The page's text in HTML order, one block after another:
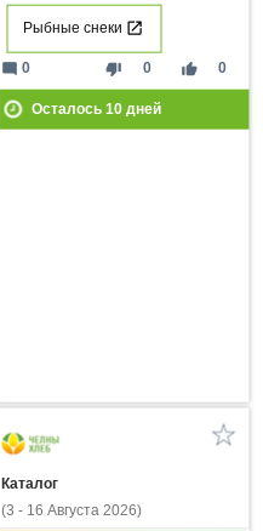
Рыбные снеки
thumb_down 0 thumb_up 0
mode_comment 0
Осталось 10дней
Каталог
(3 - 16 Августа 2026)